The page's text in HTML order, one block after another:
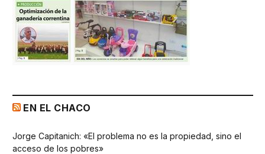
EN EL CHACO
Jorge Capitanich: «El problema no es la propiedad, sino el
acceso de los pobres»